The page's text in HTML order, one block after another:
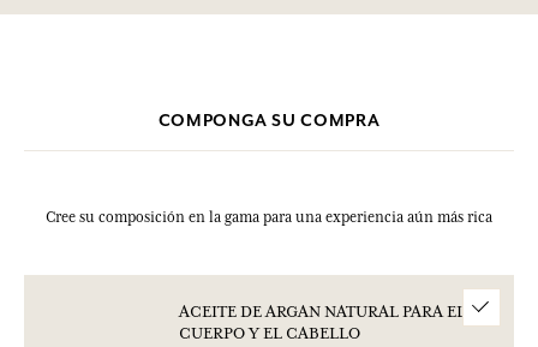
Por favor, consulte las cualidades o características medioambientales
COMPONGA SU COMPRA
Cree su composición en la gama para una experiencia aún más rica
ACEITE DE ARGAN NATURAL PARA EL
CUERPO Y EL CABELLO